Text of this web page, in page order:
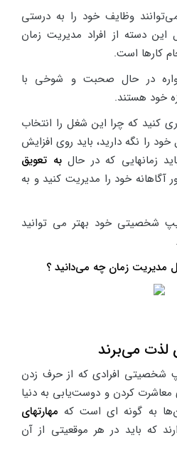
وظایف خود را به درستی
این دسته از افراد مدیریت زمان
کارها است.
در حال صحبت و شوخی با
خود هستند.
کنید که چرا این شغل را انتخاب
را نگه دارید، باید روی افزایش
زمانهایی که در حالبه تعویق
آگاهانه خود را مدیریت کنید و به
شخصیتی خود بهتر می توانید
مدیریت زمان چه می‌دانید ؟
لذت می‌برند
شخصیتی افرادی که از حرف زدن
معاشرت کردن و دوست‌یابی به دنیا
به گونه ای است که مهارتهای
که باید در هر موقعیتی از آن